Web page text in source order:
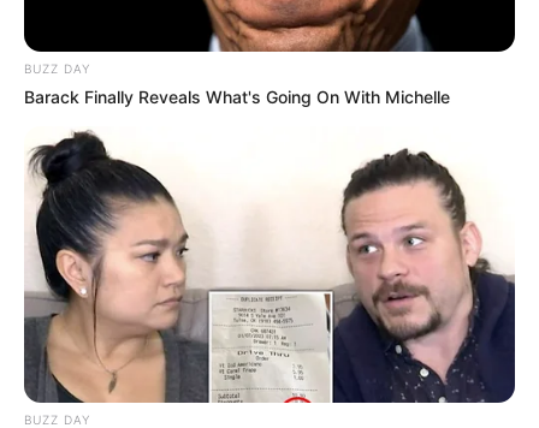
BUZZ DAY
Barack Finally Reveals What's Going On With Michelle
BUZZ DAY